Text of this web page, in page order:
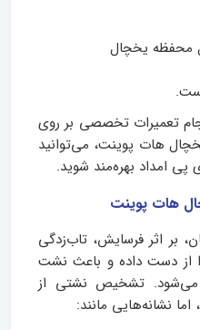
محفظه یخچال
تعمیرات تخصصی بر روی
هات پوینت، می‌توانید
امداد بهره‌مند شوید.
بر اثر فرسایش، تاب‌زدگی
از دست داده و باعث نشت
می‌شود. تشخیص نشتی از
نشانه‌هایی مانند: